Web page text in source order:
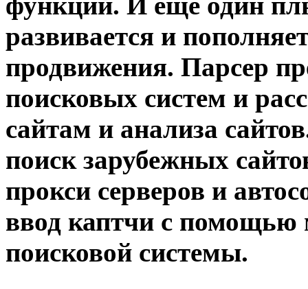
развивается и
продвижения. Парсер
поисковых систем и
сайтам и анализа сайтов
поиск зарубежных
прокси серверов и
ввод каптчи с помощью
поисковой системы.